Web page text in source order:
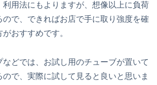
利用法にもよりますが、想像以上に負荷
ので、できればお店で手に取り強度を確
おすすめです。
などでは、お試し用のチューブが置いて
で、実際に試して見ると良いと思いま